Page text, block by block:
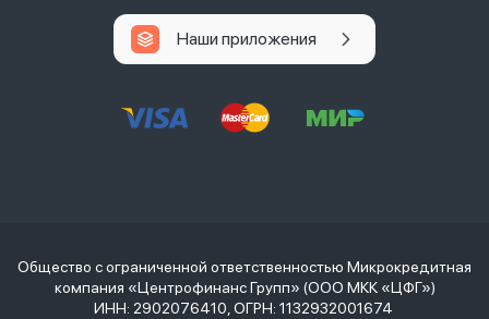
Наши приложения
Общество с ограниченной ответственностью Микрокредитная
компания «Центрофинанс Групп» (ООО МКК «ЦФГ»)
ИНН: 2902076410, ОГРН: 1132932001674